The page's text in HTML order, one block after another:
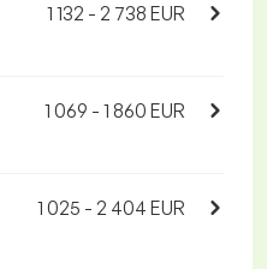
1 132 - 2 738 EUR
1 069 - 1 860 EUR
1 025 - 2 404 EUR